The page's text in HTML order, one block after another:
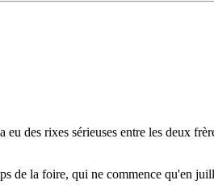
eu des rixes sérieuses entre les deux
de la foire, qui ne commence qu'en